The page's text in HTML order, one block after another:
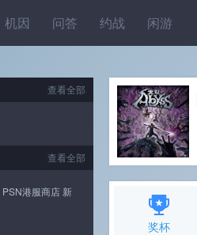
机因 问答 约战 闲游
奖杯
查看全部
查看全部
港服商店 新